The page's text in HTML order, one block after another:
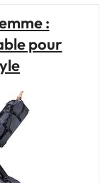
:
pour